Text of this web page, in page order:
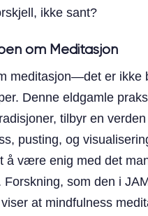
ikke sant?
om Meditasjon
meditasjon—det er ikke
Denne eldgamle
tilbyr en
pusting, og
å være enig med det
Forskning, som den i
at mindfulness